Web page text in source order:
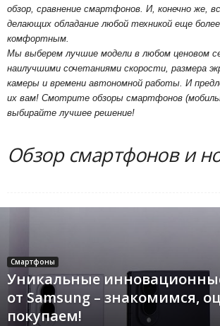
обзор, сравнение смартфонов. И, конечно же,
делающих обладание любой техникой еще
комфортным.
Мы выберем лучшие модели в любом ценовом
наилучшими сочетаниями скорости, размера
камеры и времени автономной работы. И
их вам! Смотрите обзоры смартфонов
выбирайте лучшее решение!
Обзор смартфонов и
Смартфоны
Уникальные
от Samsung – знакомимся,
покупаем!